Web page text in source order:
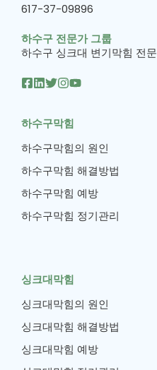
617-37-09896
하수구 전문가 그룹
하수구 싱크대 변기막힘 전문
하수구막힘
하수구막힘의 원인
하수구막힘 해결방법
하수구막힘 예방
하수구막힘 정기관리
싱크대막힘
싱크대막힘의 원인
싱크대막힘 해결방법
싱크대막힘 예방